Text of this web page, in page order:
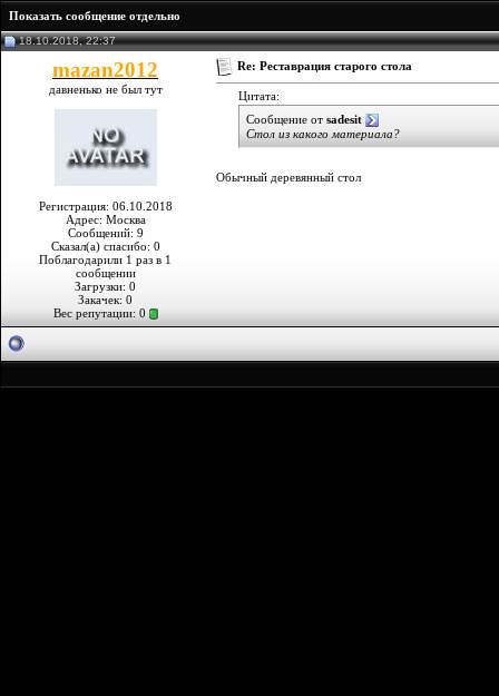
Показать сообщение отдельно
18.10.2018, 22:37
mazan2012
давненько не был тут
Регистрация: 06.10.2018
Адрес: Москва
Сообщений: 9
Сказал(а) спасибо: 0
Поблагодарили 1 раз в 1
сообщении
Загрузки: 0
Закачек: 0
Вес репутации: 0
Re: Реставрация старого стола
Цитата:
Сообщение от sadesit
Стол из какого материала?
Обычный деревянный стол